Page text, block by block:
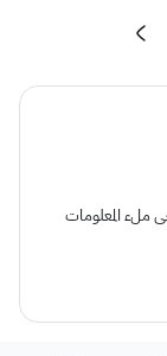
ملء المعلومات